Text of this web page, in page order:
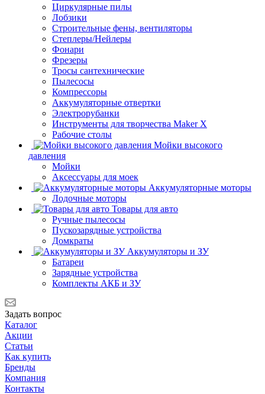
Циркулярные пилы
Лобзики
Строительные фены, вентиляторы
Степлеры/Нейлеры
Фонари
Фрезеры
Тросы сантехнические
Пылесосы
Компрессоры
Аккумуляторные отвертки
Электрорубанки
Инструменты для творчества Maker X
Рабочие столы
Мойки высокого
давления
Мойки
Аксессуары для моек
Аккумуляторные моторы
Лодочные моторы
Товары для авто
Ручные пылесосы
Пускозарядные устройства
Домкраты
Аккумуляторы и ЗУ
Батареи
Зарядные устройства
Комплекты АКБ и ЗУ
Задать вопрос
Каталог
Акции
Статьи
Как купить
Бренды
Компания
Контакты